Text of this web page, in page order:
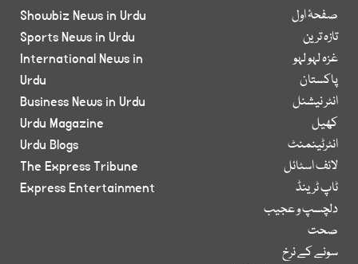
صفحۂ اول
تازہ ترین
غزہ لہو لہو
پاکستان
انٹر نیشنل
کھیل
انٹرٹینمنٹ
لائف اسٹائل
ٹاپ ٹرینڈ
دلچسپ و عجیب
صحت
سونے کے نرخ
Showbiz News in Urdu
Sports News in Urdu
International News in
Urdu
Business News in Urdu
Urdu Magazine
Urdu Blogs
The Express Tribune
Express Entertainment